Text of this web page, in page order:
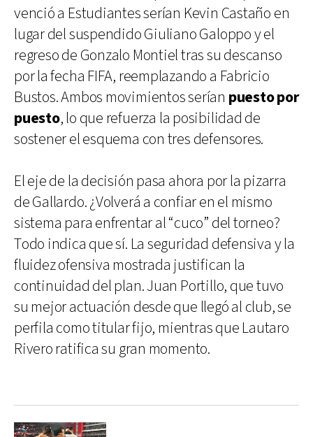
venció a Estudiantes serían Kevin Castaño en
lugar del suspendido Giuliano Galoppo y el
regreso de Gonzalo Montiel tras su descanso
por la fecha FIFA, reemplazando a Fabricio
Bustos. Ambos movimientos serían puesto por
puesto, lo que refuerza la posibilidad de
sostener el esquema con tres defensores.
El eje de la decisión pasa ahora por la pizarra
de Gallardo. ¿Volverá a confiar en el mismo
sistema para enfrentar al “cuco” del torneo?
Todo indica que sí. La seguridad defensiva y la
fluidez ofensiva mostrada justifican la
continuidad del plan. Juan Portillo, que tuvo
su mejor actuación desde que llegó al club, se
perfila como titular fijo, mientras que Lautaro
Rivero ratifica su gran momento.